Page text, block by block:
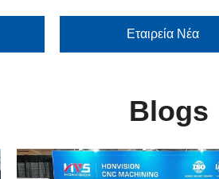
Εταιρεία Νέα
Blogs